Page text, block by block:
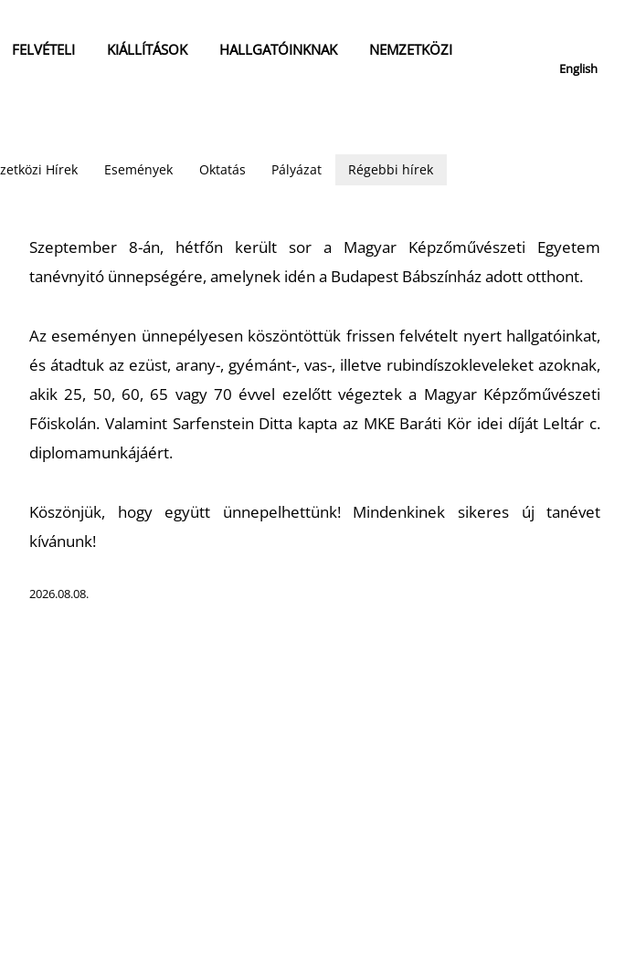
FELVÉTELI KIÁLLÍTÁSOK HALLGATÓINKNAK
NEMZETKÖZI
English
Hírek Események Oktatás Pályázat Régebbi hírek
Szeptember 8-án, hétfőn került sor a Magyar Képzőművészeti Egyetem
tanévnyitó ünnepségére, amelynek idén a Budapest Bábszínház adott otthont.
Az eseményen ünnepélyesen köszöntöttük frissen felvételt nyert hallgatóinkat,
és átadtuk az ezüst, arany-, gyémánt-, vas-, illetve rubindíszokleveleket azoknak,
akik 25, 50, 60, 65 vagy 70 évvel ezelőtt végeztek a Magyar Képzőművészeti
Főiskolán. Valamint Sarfenstein Ditta kapta az MKE Baráti Kör idei díját Leltár c.
diplomamunkájáért.
Köszönjük, hogy együtt ünnepelhettünk! Mindenkinek sikeres új tanévet
kívánunk!
2026.08.08.